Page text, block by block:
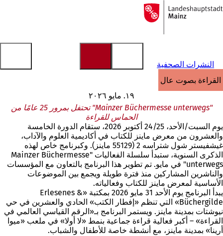
الانتقال إلى المحتوى
إلى
الصفحة
النشرات الصحفية
القراءة بصوت عالٍ
١٩. مايو ٢٠٢٦
"Mainzer Büchermesse unterwegs" تحتفل بمرور 25 عامًا من
الحماس للقراءة
يوم السبت/الأحد، 24/25 أكتوبر 2026، ستقام الدورة الخامسة
والعشرون من معرض ماينز للكتاب في أكاديمية العلوم والآداب،
غيشفيستر شول شتراسه 2 (55129 ماينز). وكبرنامج خاص لهذه
الذكرى السنوية، ستبدأ سلسلة الفعاليات "Mainzer Büchermesse
unterwegs" في مايو. تم تطوير هذا البرنامج بالتعاون مع المؤسسات
والناشرين المشاركين منذ فترة طويلة ويجمع بين الموضوعات
الأساسية لمعرض ماينز للكتاب وفعالياته.
يبدأ البرنامج يوم الأحد 31 مايو 2026 بمكتبة «Erlesenes &
Büchergilde» التي تنظم «إفطار الكتب» الحادي والعشرين في حي
نيوشتات بمدينة ماينز. ويستمر البرنامج بـ«الرقم القياسي العالمي في
القراءة» – أكبر فعالية قراءة جماعية بنمط «لا أولا» في ملعب «ميوا
أرينا» بمدينة ماينز، مع أنشطة خاصة للأطفال والشباب.